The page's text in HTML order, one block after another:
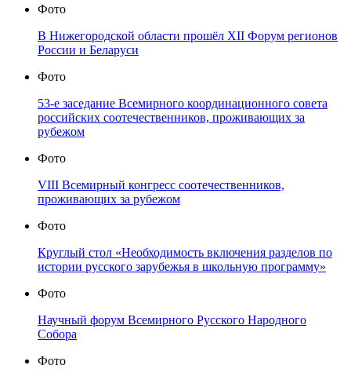
Фото
В Нижегородской области прошёл XII Форум регионов
России и Беларуси
Фото
53-е заседание Всемирного координационного совета
российских соотечественников, проживающих за
рубежом
Фото
VIII Всемирный конгресс соотечественников,
проживающих за рубежом
Фото
Круглый стол «Необходимость включения разделов по
истории русского зарубежья в школьную программу»
Фото
Научный форум Всемирного Русского Народного
Собора
Фото